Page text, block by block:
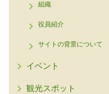
組織
役員紹介
サイトの背景について
イベント
観光スポット